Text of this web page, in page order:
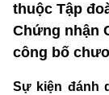
thuộc Tập
Chứng nhận
công bố
Sự kiện đánh